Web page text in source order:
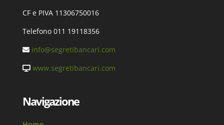
CF e PIVA 11306750016
Telefono 011 19118356
info@segretibancari.com
www.segretibancari.com
Navigazione